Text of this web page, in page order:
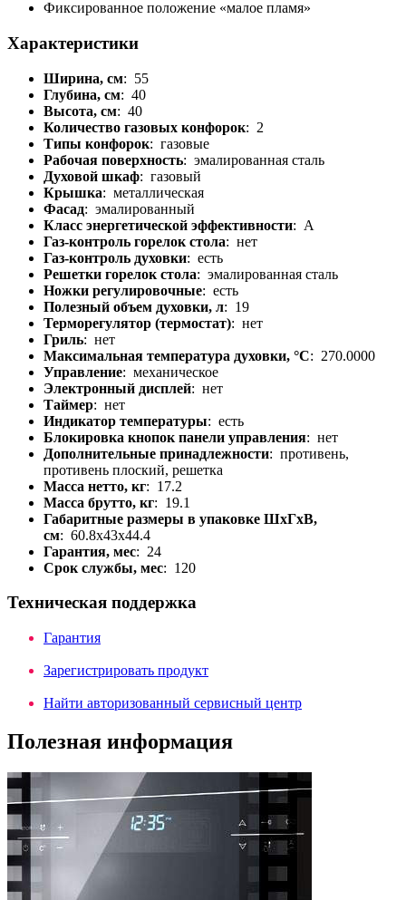
Фиксированное положение «малое пламя»
Характеристики
Ширина, см: 55
Глубина, см: 40
Высота, см: 40
Количество газовых конфорок: 2
Типы конфорок: газовые
Рабочая поверхность: эмалированная сталь
Духовой шкаф: газовый
Крышка: металлическая
Фасад: эмалированный
Класс энергетической эффективности: A
Газ-контроль горелок стола: нет
Газ-контроль духовки: есть
Решетки горелок стола: эмалированная сталь
Ножки регулировочные: есть
Полезный объем духовки, л: 19
Терморегулятор (термостат): нет
Гриль: нет
Максимальная температура духовки, °C: 270.0000
Управление: механическое
Электронный дисплей: нет
Таймер: нет
Индикатор температуры: есть
Блокировка кнопок панели управления: нет
Дополнительные принадлежности: противень,
противень плоский, решетка
Масса нетто, кг: 17.2
Масса брутто, кг: 19.1
Габаритные размеры в упаковке ШхГхВ,
см: 60.8x43x44.4
Гарантия, мес: 24
Срок службы, мес: 120
Техническая поддержка
Гарантия
Зарегистрировать продукт
Найти авторизованный сервисный центр
Полезная информация